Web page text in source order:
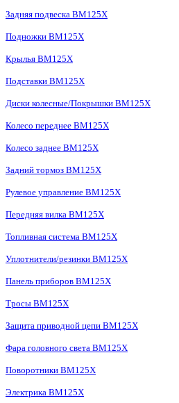
Задняя подвеска BM125X
Подножки BM125X
Крылья BM125X
Подставки BM125X
Диски колесные/Покрышки BM125X
Колесо переднее BM125X
Колесо заднее BM125X
Задний тормоз BM125X
Рулевое управление BM125X
Передняя вилка BM125X
Топливная система BM125X
Уплотнители/резинки BM125X
Панель приборов BM125X
Тросы BM125X
Защита приводной цепи BM125X
Фара головного света BM125X
Поворотники BM125X
Электрика BM125X